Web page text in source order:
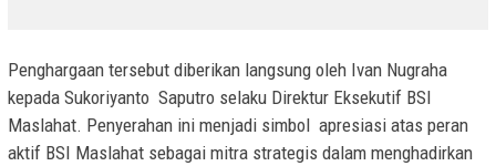
Penghargaan tersebut diberikan langsung oleh Ivan Nugraha
kepada Sukoriyanto Saputro selaku Direktur Eksekutif BSI
Maslahat. Penyerahan ini menjadi simbol apresiasi atas peran
aktif BSI Maslahat sebagai mitra strategis dalam menghadirkan